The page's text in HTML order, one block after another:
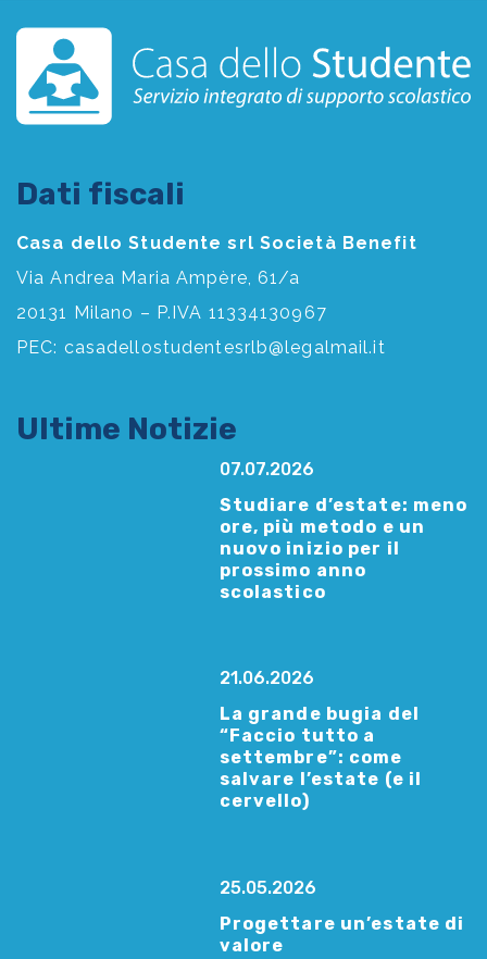
Dati fiscali
Casa dello Studente srl Società Benefit
Via Andrea Maria Ampère, 61/a
20131 Milano – P.IVA 11334130967
PEC: casadellostudentesrlb@legalmail.it
Ultime Notizie
07.07.2026
Studiare d’estate: meno
ore, più metodo e un
nuovo inizio per il
prossimo anno
scolastico
21.06.2026
La grande bugia del
“Faccio tutto a
settembre”: come
salvare l’estate (e il
cervello)
25.05.2026
Progettare un’estate di
valore